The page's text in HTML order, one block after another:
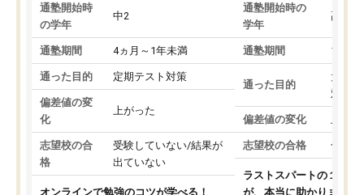
通塾開始時
の学年
中2
通塾期間 4ヵ月～1年未満
通った目的 定期テスト対策
偏差値の変
化
上がった
志望校の合
格
受験していない/結果が
出ていない
オンラインで勉強のコツが学べる！
通塾開始時の
学年
高3
通塾期間 1～3
通った目的
大学
対策
偏差値の変化
志望校の合格 合格
ラストスパートの１か月
が、本当に助かりました